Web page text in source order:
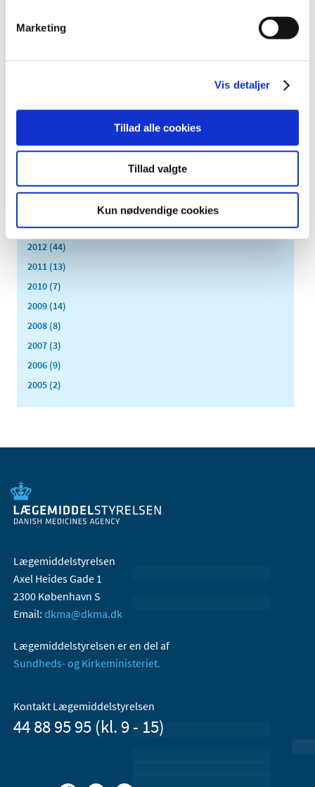
Marketing
Vis detaljer
Tillad alle cookies
Tillad valgte
Kun nødvendige cookies
december (4)
oktober (3)
maj (3)
marts (10)
januar (2)
2012 (44)
2011 (13)
2010 (7)
2009 (14)
2008 (8)
2007 (3)
2006 (9)
2005 (2)
Lægemiddelstyrelsen
Axel Heides Gade 1
2300 København S
Email: dkma@dkma.dk
Lægemiddelstyrelsen er en del af
Sundheds- og Kirkeministeriet.
Kontakt Lægemiddelstyrelsen
44 88 95 95 (kl. 9 - 15)